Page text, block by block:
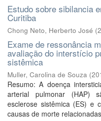
Estudo sobre sibilancia
Curitiba
Chong Neto, Herberto José (
Exame de ressonância
avaliação do interstício
sistêmica
Muller, Carolina de Souza (
Resumo: A doença
arterial pulmonar (HAP)
esclerose sistêmica (ES) e
causas de morte